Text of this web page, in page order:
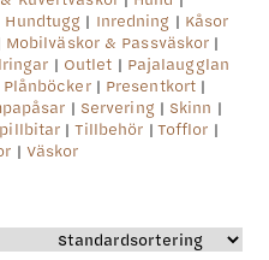
Hundtugg | Inredning | Kåsor
Mobilväskor & Passväskor |
| Outlet | Pajalaugglan
Plånböcker| Presentkort |
| Servering | Skinn |
| Tillbehör | Tofflor |
| Väskor